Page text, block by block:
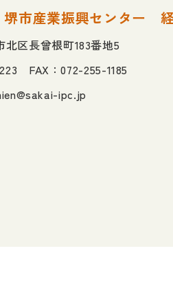
堺市産業振興センター
区長曾根町183番地5
FAX：072-255-1185
ipc.jp